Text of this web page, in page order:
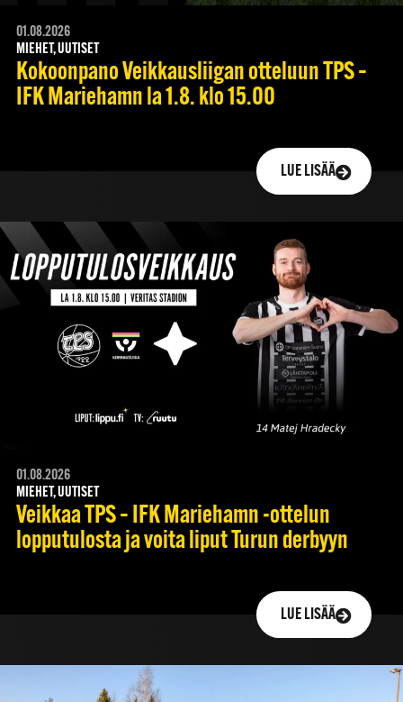
01.08.2026
MIEHET, UUTISET
Kokoonpano Veikkausliigan otteluun TPS –
IFK Mariehamn la 1.8. klo 15.00
LUE LISÄÄ
01.08.2026
MIEHET, UUTISET
Veikkaa TPS – IFK Mariehamn -ottelun
lopputulosta ja voita liput Turun derbyyn
LUE LISÄÄ